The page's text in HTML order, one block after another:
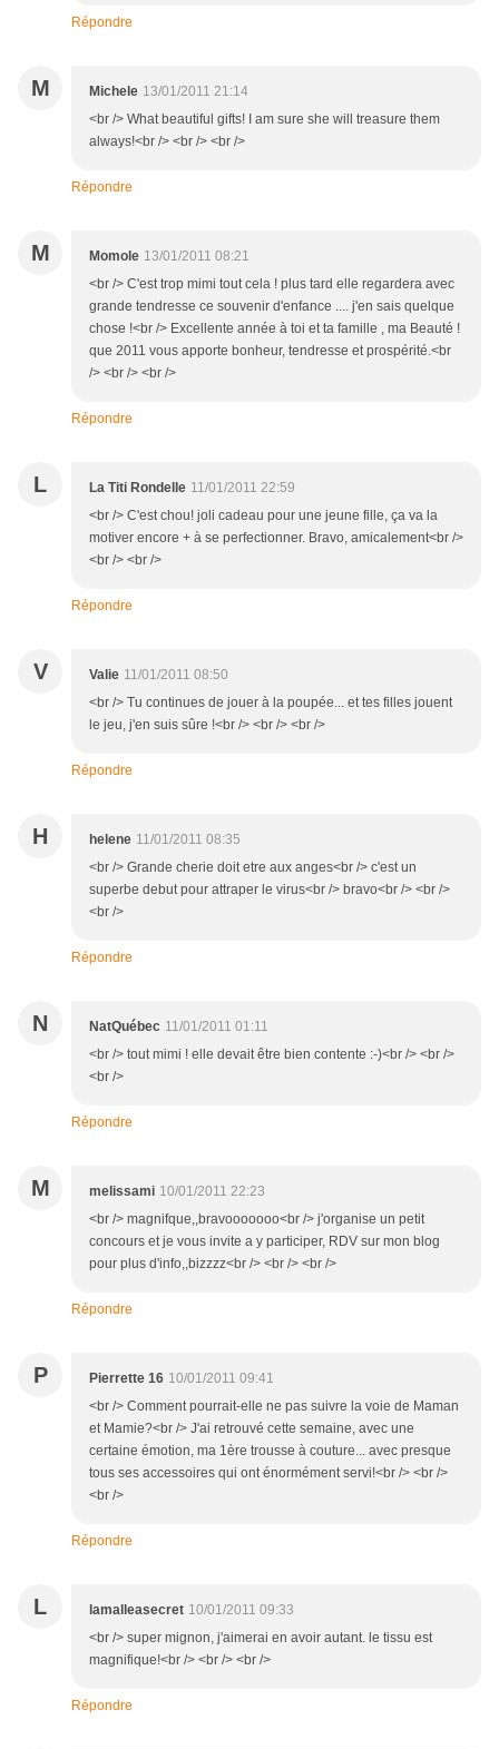
Répondre
M Michele 13/01/2011 21:14
<br /> What beautiful gifts! I am sure she will treasure them
always!<br /> <br /> <br />
Répondre
M Momole 13/01/2011 08:21
<br /> C'est trop mimi tout cela ! plus tard elle regardera avec
grande tendresse ce souvenir d'enfance .... j'en sais quelque
chose !<br /> Excellente année à toi et ta famille , ma Beauté !
que 2011 vous apporte bonheur, tendresse et prospérité.<br
/> <br /> <br />
Répondre
L La Titi Rondelle 11/01/2011 22:59
<br /> C'est chou! joli cadeau pour une jeune fille, ça va la
motiver encore + à se perfectionner. Bravo, amicalement<br />
<br /> <br />
Répondre
V Valie 11/01/2011 08:50
<br /> Tu continues de jouer à la poupée... et tes filles jouent
le jeu, j'en suis sûre !<br /> <br /> <br />
Répondre
H helene 11/01/2011 08:35
<br /> Grande cherie doit etre aux anges<br /> c'est un
superbe debut pour attraper le virus<br /> bravo<br /> <br />
<br />
Répondre
N NatQuébec 11/01/2011 01:11
<br /> tout mimi ! elle devait être bien contente :-)<br /> <br />
<br />
Répondre
M melissami 10/01/2011 22:23
<br /> magnifque,,bravooooooo<br /> j'organise un petit
concours et je vous invite a y participer, RDV sur mon blog
pour plus d'info,,bizzzz<br /> <br /> <br />
Répondre
P Pierrette 16 10/01/2011 09:41
<br /> Comment pourrait-elle ne pas suivre la voie de Maman
et Mamie?<br /> J'ai retrouvé cette semaine, avec une
certaine émotion, ma 1ère trousse à couture... avec presque
tous ses accessoires qui ont énormément servi!<br /> <br />
<br />
Répondre
L lamalleasecret 10/01/2011 09:33
<br /> super mignon, j'aimerai en avoir autant. le tissu est
magnifique!<br /> <br /> <br />
Répondre